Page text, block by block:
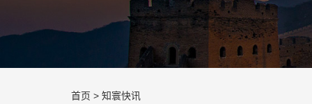
首页 > 知寰快讯